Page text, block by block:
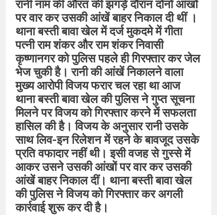
रानी नाम की औरत की झगड़े दौरान दोनों आंखों
पर वार कर उसकी आंखें बाहर निकाल दी थीं ।
थाना बस्ती बावा खेल में दर्ज मुकदमे में गीता
पत्नी राम शंकर और राम शंकर निवासी
कृष्णानगर को पुलिस पहले ही गिरफ्तार कर जेल
भेज चुकी है। रानी की आंखें निकालने वाला
मुख्य आरोपी विजय फरार चल रहा था आज
थाना बस्ती बावा खेल की पुलिस ने गुप्त सूचना
मिलने पर विजय को गिरफ्तार करने में सफलता
हासिल की है। विजय के अनुसार रानी उसके
साथ लिव-इन रिलेशन में रहने के बावजूद उसके
प्रति वफादार नहीं थी। इसी वजह से गुस्से में
आकर उसने उसकी आंखों पर वार कर उसकी
आंखें बाहर निकाल दीं। थाना बस्ती बावा खेल
की पुलिस ने विजय को गिरफ्तार कर अगली
कार्रवाई शुरू कर दी है।